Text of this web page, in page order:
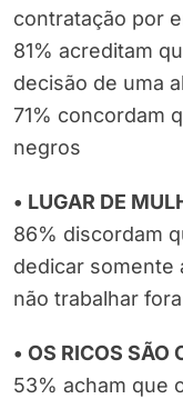
contratação por
81% acreditam
decisão de uma
71% concordam
negros
• LUGAR DE
86% discordam
dedicar somente
não trabalhar fora
• OS RICOS SÃO
53% acham que